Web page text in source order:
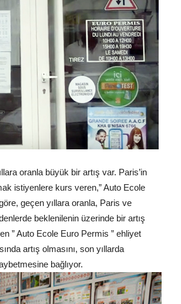
oranla büyük bir artış var. Paris’in
istiyenlere kurs veren,” Auto Ecole
geçen yıllara oranla, Paris ve
beklenilenin üzerinde bir artış
” Auto Ecole Euro Permis ” ehliyet
artış olmasını, son yıllarda
bağlıyor.